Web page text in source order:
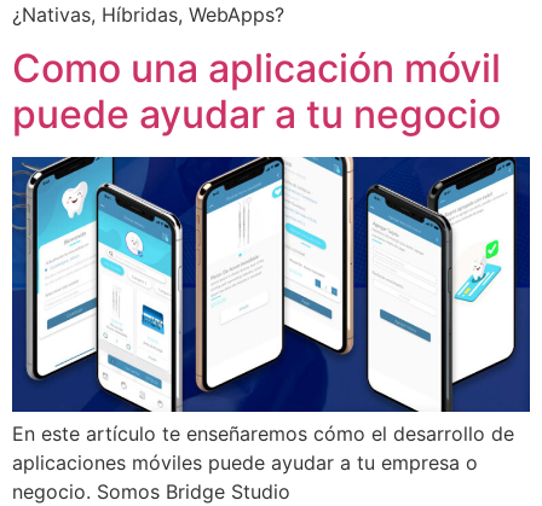
¿Nativas, Híbridas, WebApps?
Como una aplicación móvil
puede ayudar a tu negocio
En este artículo te enseñaremos cómo el desarrollo de
aplicaciones móviles puede ayudar a tu empresa o
negocio. Somos Bridge Studio